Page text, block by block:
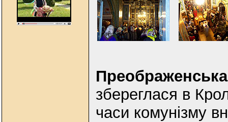
збереглася в
часи комунізму